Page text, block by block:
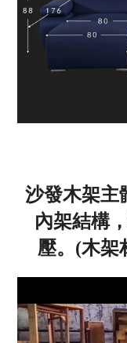
沙發木架主
內架結構
壓。(木架